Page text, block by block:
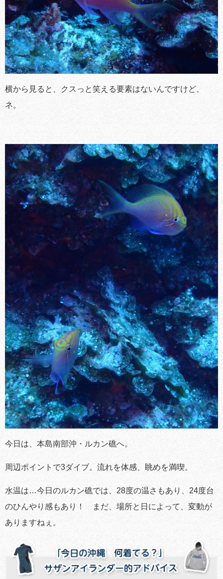
横から見ると、クスっと笑える要素はないんですけど、
ネ。
今日は、本島南部沖・ルカン礁へ。
周辺ポイントで3ダイブ。流れを体感、眺めを満喫。
水温は…今日のルカン礁では、28度の温さもあり、24度台
のひんやり感もあり！ まだ、場所と日によって、変動が
ありますねぇ。